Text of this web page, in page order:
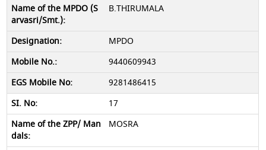
B.THIRUMALA
MPDO
9440609943
9281486415
17
MOSRA